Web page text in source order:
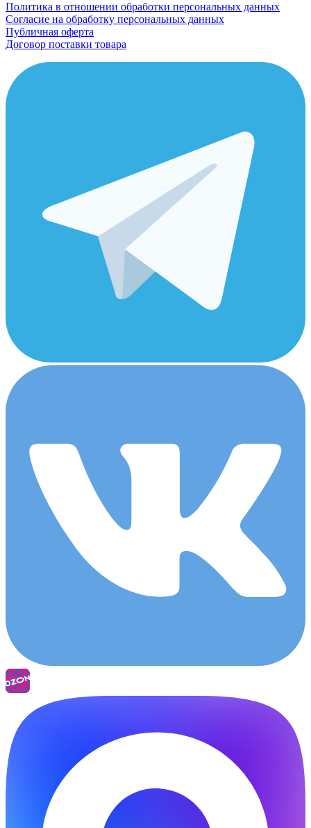
Политика в отношении обработки персональных данных
Согласие на обработку персональных данных
Публичная оферта
Договор поставки товара